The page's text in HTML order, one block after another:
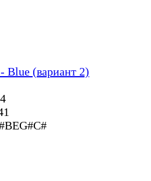
Blue (вариант 2)